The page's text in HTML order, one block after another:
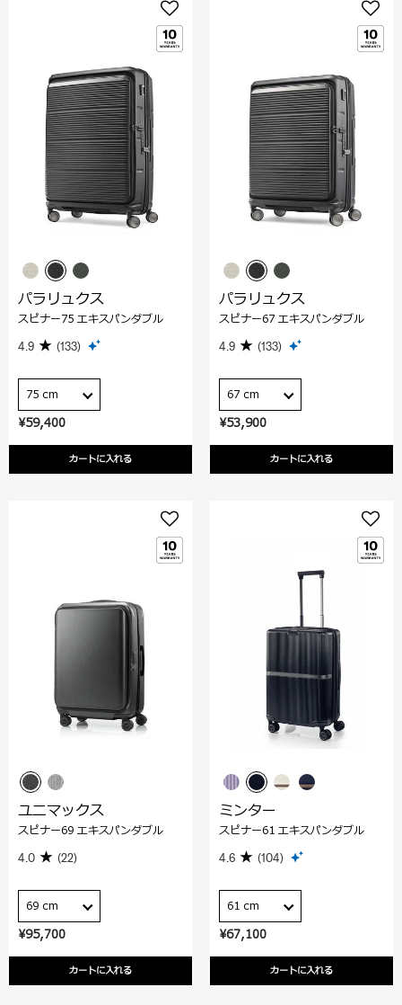
¥59,400
カートに入れる
パラリュクス
スピナー75 エキスパンダブル
4.9 (133)
75 cm
¥53,900
カートに入れる
パラリュクス
スピナー67 エキスパンダブル
4.9 (133)
67 cm
¥95,700
カートに入れる
ユニマックス
スピナー69 エキスパンダブル
4.0 (22)
69 cm
¥67,100
カートに入れる
ミンター
スピナー61 エキスパンダブル
4.6 (104)
61 cm